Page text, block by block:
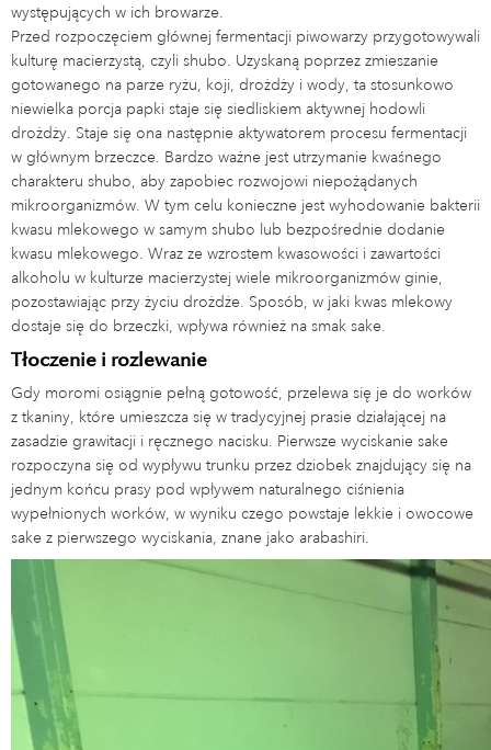
występujących w ich browarze.
Przed rozpoczęciem głównej fermentacji piwowarzy przygotowywali
kulturę macierzystą, czyli shubo. Uzyskaną poprzez zmieszanie
gotowanego na parze ryżu, koji, drożdży i wody, ta stosunkowo
niewielka porcja papki staje się siedliskiem aktywnej hodowli
drożdży. Staje się ona następnie aktywatorem procesu fermentacji
w głównym brzeczce. Bardzo ważne jest utrzymanie kwaśnego
charakteru shubo, aby zapobiec rozwojowi niepożądanych
mikroorganizmów. W tym celu konieczne jest wyhodowanie bakterii
kwasu mlekowego w samym shubo lub bezpośrednie dodanie
kwasu mlekowego. Wraz ze wzrostem kwasowości i zawartości
alkoholu w kulturze macierzystej wiele mikroorganizmów ginie,
pozostawiając przy życiu drożdże. Sposób, w jaki kwas mlekowy
dostaje się do brzeczki, wpływa również na smak sake.
Tłoczenie i rozlewanie
Gdy moromi osiągnie pełną gotowość, przelewa się je do worków
z tkaniny, które umieszcza się w tradycyjnej prasie działającej na
zasadzie grawitacji i ręcznego nacisku. Pierwsze wyciskanie sake
rozpoczyna się od wypływu trunku przez dziobek znajdujący się na
jednym końcu prasy pod wpływem naturalnego ciśnienia
wypełnionych worków, w wyniku czego powstaje lekkie i owocowe
sake z pierwszego wyciskania, znane jako arabashiri.